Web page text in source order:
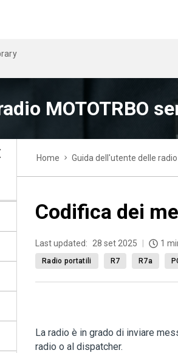
MOTOTRBO
Home Guida dell'utente delle
Codifica dei
Last updated: 28 set 2025 1
Radio portatili R7 R7a
La radio è in grado di inviare
radio o al dispatcher.